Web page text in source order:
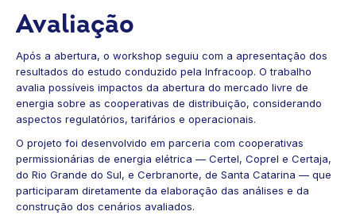
Avaliação
Após a abertura, o workshop seguiu com a apresentação dos
resultados do estudo conduzido pela Infracoop. O trabalho
avalia possíveis impactos da abertura do mercado livre de
energia sobre as cooperativas de distribuição, considerando
aspectos regulatórios, tarifários e operacionais.
O projeto foi desenvolvido em parceria com cooperativas
permissionárias de energia elétrica — Certel, Coprel e Certaja,
do Rio Grande do Sul, e Cerbranorte, de Santa Catarina — que
participaram diretamente da elaboração das análises e da
construção dos cenários avaliados.